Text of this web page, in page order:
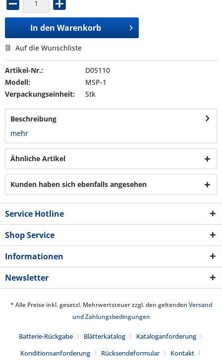
In den Warenkorb
Auf die Wunschliste
Artikel-Nr.:
D05110
Modell:
MSP-1
Verpackungseinheit:
Stk
Beschreibung
mehr
Ähnliche Artikel
Kunden haben sich ebenfalls angesehen
Service Hotline
Shop Service
Informationen
Newsletter
* Alle Preise inkl. gesetzl. Mehrwertsteuer zzgl. den geltenden Versand
und Zahlungsbedingungen
Batterie-Rückgabe Blätterkatalog
Kataloganforderung
Konditionsanforderung
Rücksendeformular Kontakt